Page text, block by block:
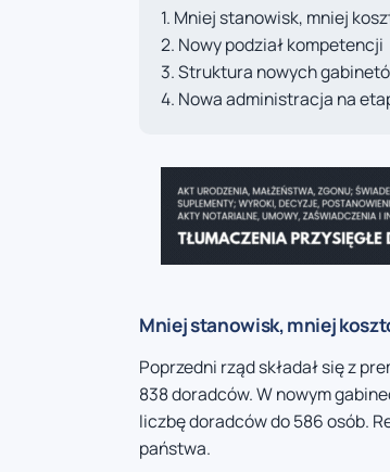
Mniej stanowisk, mniej
Nowy podział kompetencji
Struktura nowych
Nowa administracja na
Mniej stanowisk, mniej
Poprzedni rząd składał się z
838 doradców. W nowym
liczbę doradców do 586 osób.
państwa.